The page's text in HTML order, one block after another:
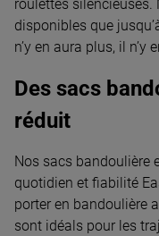
roulettes silencieuses.
disponibles que
n’y en aura plus, il n’y
Des sacs
réduit
Nos sacs bandoulière
quotidien et fiabilité
porter en bandoulière
sont idéals pour les